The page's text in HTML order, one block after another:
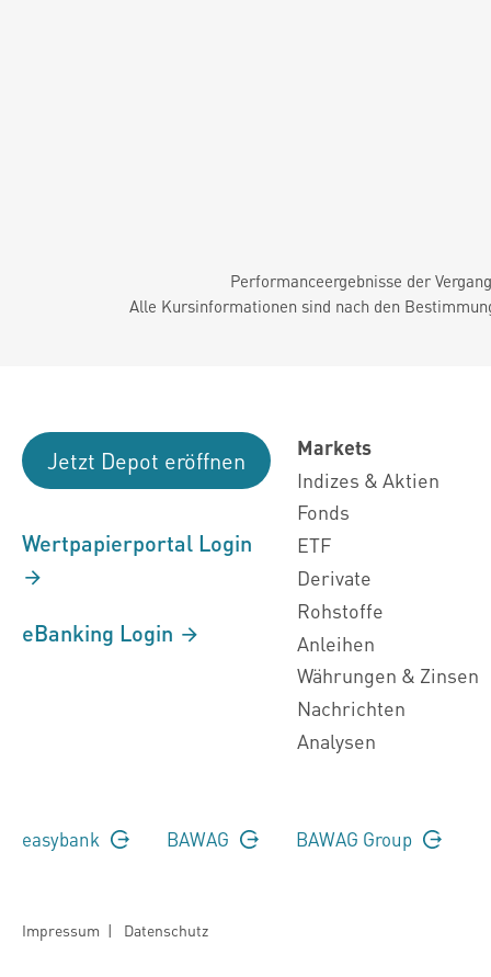
Performanceergebnisse der
Alle Kursinformationen sind nach den
Jetzt Depot eröffnen
Wertpapierportal Login
eBanking Login
Markets
Indizes & Aktien
Fonds
ETF
Derivate
Rohstoffe
Anleihen
Währungen & Zinsen
Nachrichten
Analysen
easybank BAWAG BAWAG Group
Impressum | Datenschutz